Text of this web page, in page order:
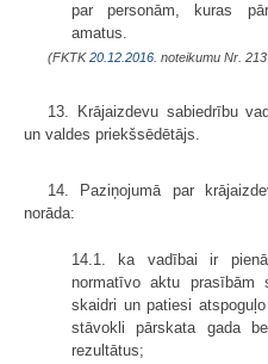
par personām, kuras
amatus.
(FKTK20.12.2016. noteikumu Nr.
13. Krājaizdevu sabiedrību
un valdes priekšsēdētājs.
14. Paziņojumā par
norāda:
14.1. ka vadībai ir
normatīvo aktu prasībām
skaidri un patiesi
stāvokli pārskata gada
rezultātus;